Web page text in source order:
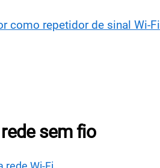
como repetidor de sinal Wi-Fi
sem fio